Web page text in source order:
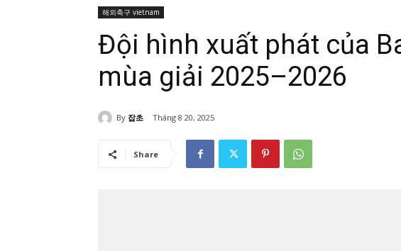
해외축구 vietnam
Đội hình xuất phát của
mùa giải 2025–2026
By 잡초 Tháng 8 20, 2025
Share